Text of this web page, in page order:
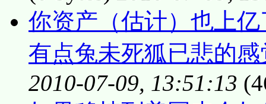
你资产（估计）也上
有点兔未死狐已悲的
2010-07-09, 13:51:13